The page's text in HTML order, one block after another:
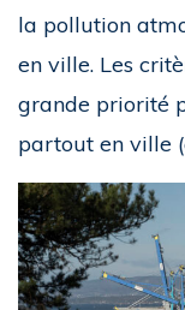
la pollution
en ville. Les
grande priorité
partout en ville